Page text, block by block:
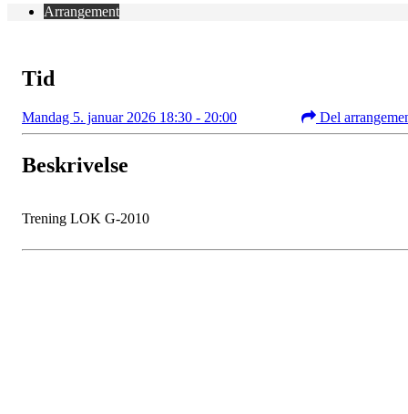
Arrangement
Tid
Mandag 5. januar 2026 18:30 - 20:00 Del
Beskrivelse
Trening LOK G-2010